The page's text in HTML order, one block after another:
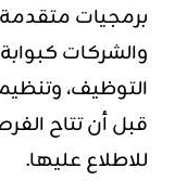
برمجيات
والشركات
التوظيف،
قبل أن تتاح
للاطلاع عليها.